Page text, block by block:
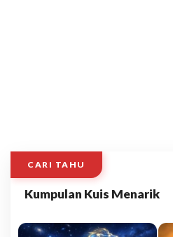
CARI TAHU
Kumpulan Kuis Menarik